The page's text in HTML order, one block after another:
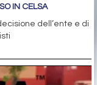
IN CELSA
dell’ente e di